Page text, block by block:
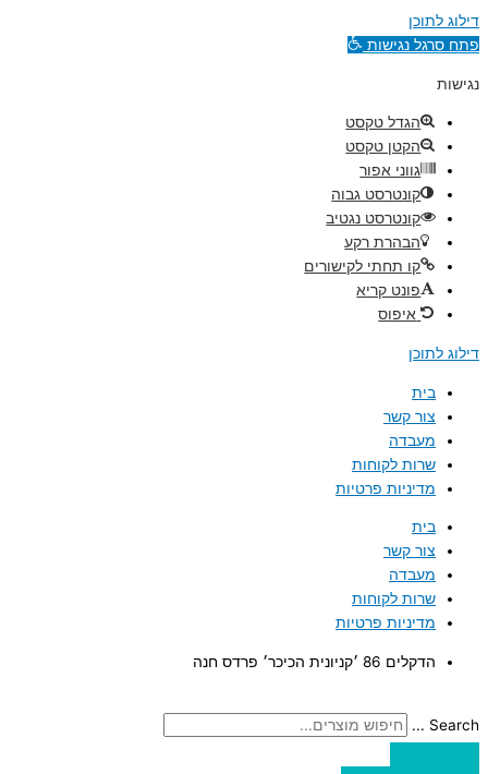
דילוג לתוכן
פתח סרגל נגישות
נגישות
הגדל טקסט
הקטן טקסט
גווני אפור
קונטרסט גבוה
קונטרסט נגטיב
הבהרת רקע
קו תחתי לקישורים
פונט קריא
איפוס
דילוג לתוכן
בית
צור קשר
מעבדה
שרות לקוחות
מדיניות פרטיות
בית
צור קשר
מעבדה
שרות לקוחות
מדיניות פרטיות
הדקלים 86 ׳קניונית הכיכר׳ פרדס חנה
Search ...